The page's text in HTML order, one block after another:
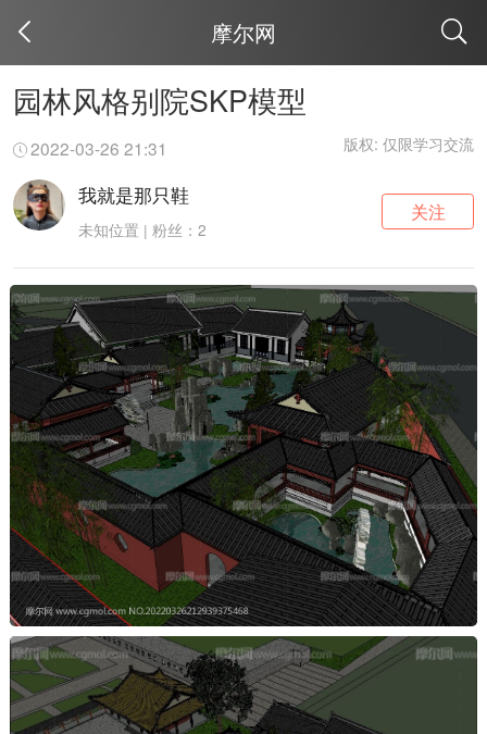
摩尔网
园林风格别院SKP模型
2022-03-26 21:31 版权: 仅限学习交流
我就是那只鞋
未知位置 | 粉丝：2
关注
取消